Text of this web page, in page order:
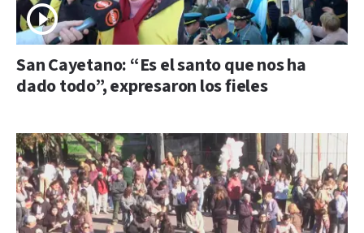
San Cayetano: “Es el santo que nos ha
dado todo”, expresaron los fieles